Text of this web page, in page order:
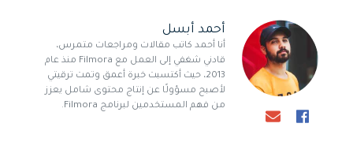
أحمد أبسل
أنا أحمد كاتب مقالات ومراجعات متمرس،
قادني شغفي إلى العمل مع Filmora منذ عام
2013، حيث أكتسبت خبرة أعمق وتمت ترقيتي
لأصبح مسؤولًا عن إنتاج محتوى شامل يعزز
من فهم المستخدمين لبرنامج Filmora.